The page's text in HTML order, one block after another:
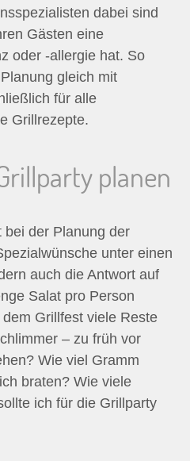
dabei sind
Gästen eine
oder -allergie hat. So
gleich mit
für alle
Grillrezepte.
planen
bei der Planung der
unter einen
auch die Antwort auf
Salat pro Person
Grillfest viele Reste
– zu früh vor
Wie viel Gramm
braten? Wie viele
ich für die Grillparty